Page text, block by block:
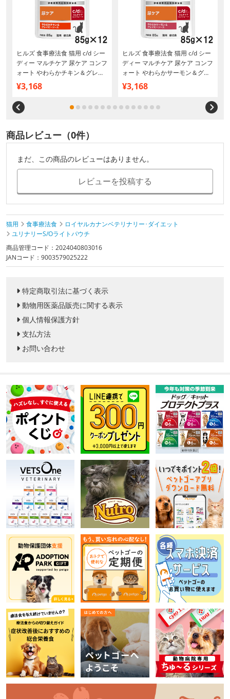
ヒルズ 食事療法食 猫用 c/d シー
ディー マルチケア 尿ケア コンフ
ォート やわらかチキン＆グレイ
ビーソース パウチ 85g×12
¥3,168
ヒルズ 食事療法食 猫用 c/d シー
ディー マルチケア 尿ケア コンフ
ォート やわらかサーモン＆グレ
イビーソース パウチ 85g×12
¥3,168
商品レビュー（0件）
まだ、この商品のレビューはありません。
レビューを投稿する
猫用 食事療法食
ロイヤルカナンベテリナリー･ダイエット
ユリナリーS/Oライトパウチ
商品管理コード：2024040803016
JANコード：9003579025222
特定商取引法に基づく表示
動物用医薬品販売に関する表示
個人情報保護方針
支払方法
お問い合わせ